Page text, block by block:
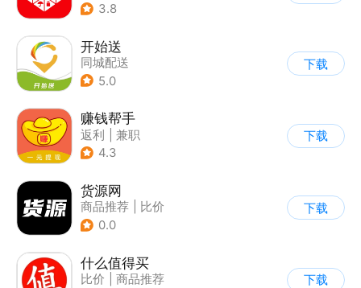
3.8
开始送
同城配送
5.0
下载
赚钱帮手
返利
兼职
4.3
下载
货源网
商品推荐
比价
0.0
下载
什么值得买
比价
商品推荐
下载